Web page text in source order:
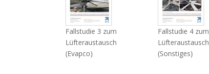
Fallstudie 3 zum
Lüfteraustausch
(Evapco)
Fallstudie 4 zum
Lüfteraustausch
(Sonstiges)